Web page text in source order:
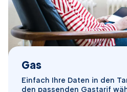
Gas
Einfach Ihre Daten in den
den passenden Gastarif